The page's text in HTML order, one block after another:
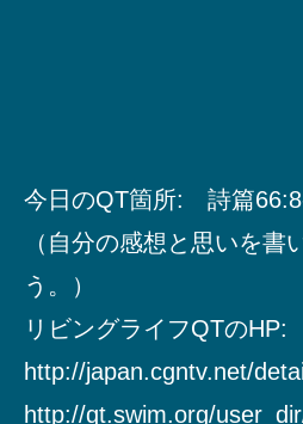
今日のQT箇所: 詩篇
（自分の感想と思いを
う。）
リビングライフQTのHP:
http://japan.cgntv.net/
http://qt.swim.org/